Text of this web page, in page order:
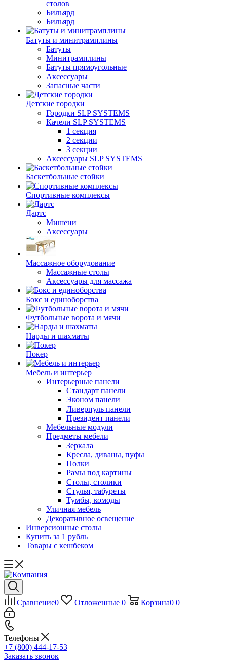
столов
Бильяpд
Бильяpд
Батуты и минитрамплины
Батуты
Минитрамплины
Батуты прямоугольные
Аксессуары
Запасные части
Детские городки
Городки SLP SYSTEMS
Качели SLP SYSTEMS
1 секция
2 секции
3 секции
Аксессуары SLP SYSTEMS
Баскетбольные стойки
Спортивные комплексы
Дартс
Мишени
Аксессуары
Массажное оборудование
Массажные столы
Аксессуары для массажа
Бокс и единоборства
Футбольные ворота и мячи
Нарды и шахматы
Покер
Мебель и интерьер
Интерьерные панели
Стандарт панели
Эконом панели
Ливерпуль панели
Президент панели
Мебельные модули
Предметы мебели
Зеркала
Кресла, диваны, пуфы
Полки
Рамы под картины
Столы, столики
Стулья, табуреты
Тумбы, комоды
Уличная мебель
Декоративное освещение
Инверсионные столы
Купить за 1 рубль
Товары с кешбеком
Сравнение0 Отложенные 0 Корзина0 0
Телефоны
+7 (800) 444-17-53
Заказать звонок